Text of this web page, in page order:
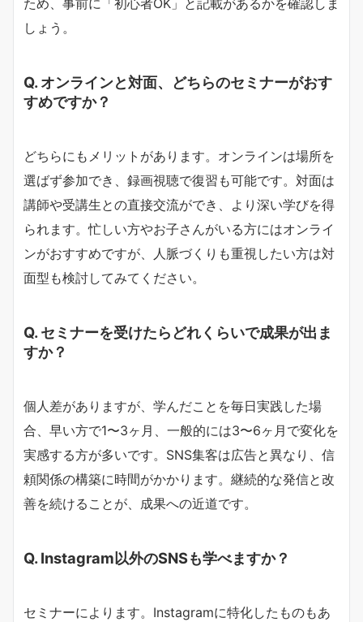
ため、事前に「初心者OK」と記載があるかを確認しま
しょう。
Q. オンラインと対面、どちらのセミナーがおす
すめですか？
どちらにもメリットがあります。オンラインは場所を
選ばず参加でき、録画視聴で復習も可能です。対面は
講師や受講生との直接交流ができ、より深い学びを得
られます。忙しい方やお子さんがいる方にはオンライ
ンがおすすめですが、人脈づくりも重視したい方は対
面型も検討してみてください。
Q. セミナーを受けたらどれくらいで成果が出ま
すか？
個人差がありますが、学んだことを毎日実践した場
合、早い方で1〜3ヶ月、一般的には3〜6ヶ月で変化を
実感する方が多いです。SNS集客は広告と異なり、信
頼関係の構築に時間がかかります。継続的な発信と改
善を続けることが、成果への近道です。
Q. Instagram以外のSNSも学べますか？
セミナーによります。Instagramに特化したものもあ